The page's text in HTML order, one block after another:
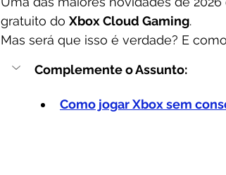
gratuito do Xbox Cloud Gaming.
Mas será que isso é verdade? E
Complemente o Assunto:
Como jogar Xbox sem